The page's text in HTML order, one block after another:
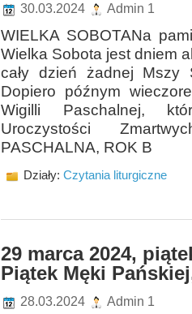
30.03.2024 Admin 1
WIELKA SOBOTANa
Wielka Sobota jest dniem
cały dzień żadnej Mszy
Dopiero późnym
Wigilli Paschalnej,
Uroczystości
PASCHALNA, ROK B
Działy: Czytania liturgiczne
29 marca 2024,
Piątek Męki
28.03.2024 Admin 1